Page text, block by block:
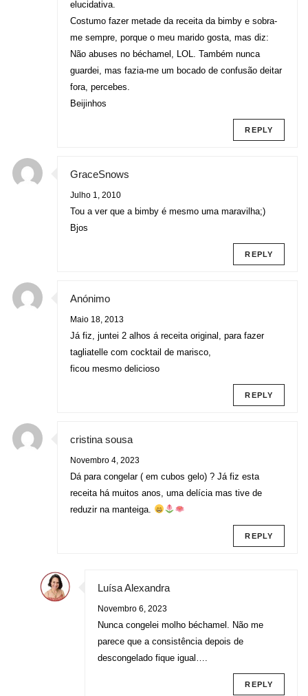
elucidativa.
Costumo fazer metade da receita da bimby e sobra-
me sempre, porque o meu marido gosta, mas diz:
Não abuses no béchamel, LOL. Também nunca
guardei, mas fazia-me um bocado de confusão deitar
fora, percebes.
Beijinhos
REPLY
GraceSnows
Julho 1, 2010
Tou a ver que a bimby é mesmo uma maravilha;)
Bjos
REPLY
Anónimo
Maio 18, 2013
Já fiz, juntei 2 alhos á receita original, para fazer
tagliatelle com cocktail de marisco,
ficou mesmo delicioso
REPLY
cristina sousa
Novembro 4, 2023
Dá para congelar ( em cubos gelo) ? Já fiz esta
receita há muitos anos, uma delícia mas tive de
reduzir na manteiga.
REPLY
Luísa Alexandra
Novembro 6, 2023
Nunca congelei molho béchamel. Não me
parece que a consistência depois de
descongelado fique igual….
REPLY